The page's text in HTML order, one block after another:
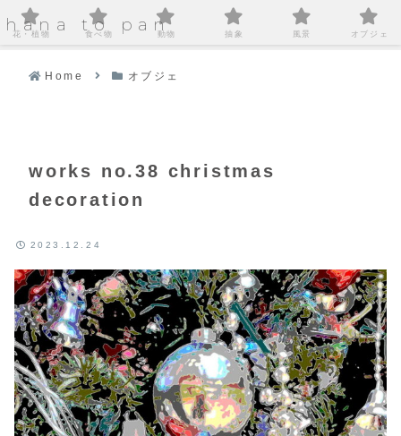
hana to pan
Home オブジェ
works no.38 christmas
decoration
2023.12.24
花・植物 食べ物 動物 抽象 風景 オブジェ